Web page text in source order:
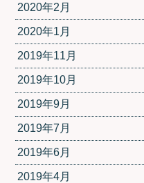
2020年2月
2020年1月
2019年11月
2019年10月
2019年9月
2019年7月
2019年6月
2019年4月